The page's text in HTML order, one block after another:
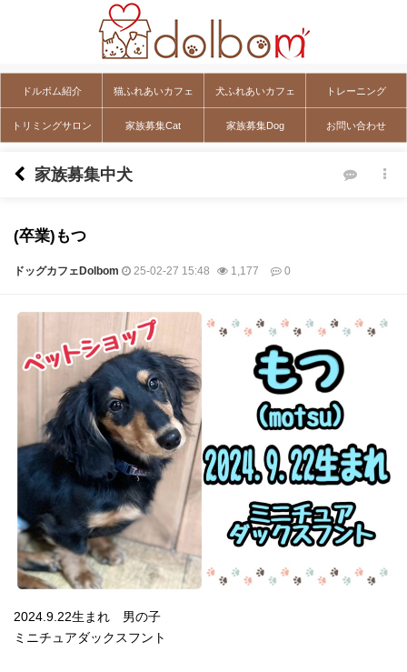
ドルボム紹介 猫ふれあいカフェ 犬ふれあいカフェ トレーニング
トリミングサロン 家族募集Cat 家族募集Dog お問い合わせ
家族募集中犬
(卒業)もつ
ドッグカフェDolbom 25-02-27 15:48 1,177 0
本文
2024.9.22生まれ 男の子
ミニチュアダックスフント